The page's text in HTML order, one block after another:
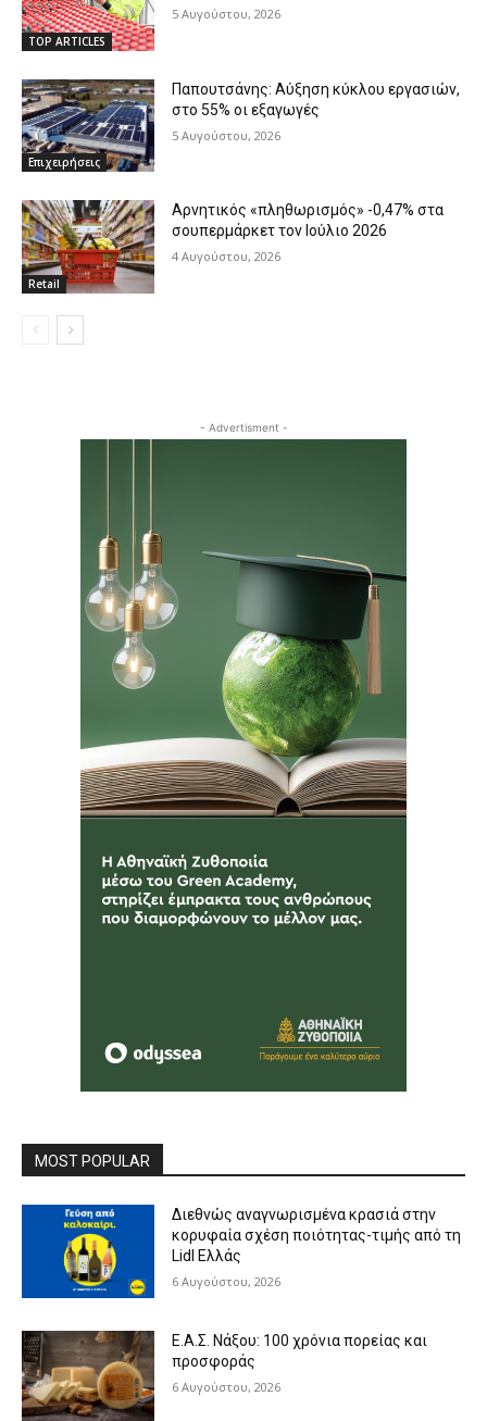
TOP ARTICLES
5 Αυγούστου, 2026
Επιχειρήσεις
Παπουτσάνης: Αύξηση κύκλου εργασιών,
στο 55% οι εξαγωγές
5 Αυγούστου, 2026
Retail
Αρνητικός «πληθωρισμός» -0,47% στα
σουπερμάρκετ τον Ιούλιο 2026
4 Αυγούστου, 2026
- Advertisment -
MOST POPULAR
Διεθνώς αναγνωρισμένα κρασιά στην
κορυφαία σχέση ποιότητας-τιμής από τη
Lidl Ελλάς
6 Αυγούστου, 2026
Ε.Α.Σ. Νάξου: 100 χρόνια πορείας και
προσφοράς
6 Αυγούστου, 2026